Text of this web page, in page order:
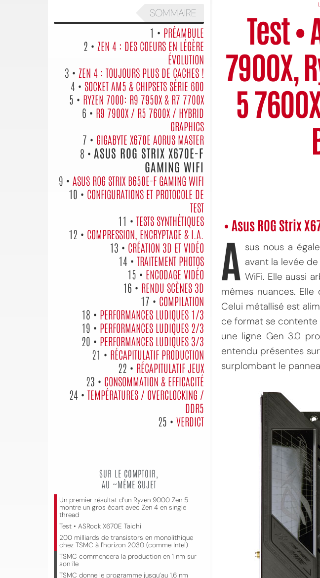
Test •
7900X,
5
• Asus ROG Strix
A sus nous a
avant la levée
WiFi. Elle aussi
mêmes nuances.
Celui métallisé est
ce format se contente
une ligne Gen 3.0
entendu présentes
surplombant le
SOMMAIRE
1 • PRÉAMBULE
2 • ZEN 4 : DES COEURS EN LÉGÈRE
ÉVOLUTION
3 • ZEN 4 : TOUJOURS PLUS DE CACHES !
4 • SOCKET AM5 & CHIPSETS SÉRIE 600
5 • RYZEN 7000: R9 7950X & R7 7700X
6 • R9 7900X / R5 7600X / HYBRID
GRAPHICS
7 • GIGABYTE X670E AORUS MASTER
8 • ASUS ROG STRIX X670E-F
GAMING WIFI
9 • ASUS ROG STRIX B650E-F GAMING WIFI
10 • CONFIGURATIONS ET PROTOCOLE DE
TEST
11 • TESTS SYNTHÉTIQUES
12 • COMPRESSION, ENCRYPTAGE & I.A.
13 • CRÉATION 3D ET VIDÉO
14 • TRAITEMENT PHOTOS
15 • ENCODAGE VIDÉO
16 • RENDU SCÈNES 3D
17 • COMPILATION
18 • PERFORMANCES LUDIQUES 1/3
19 • PERFORMANCES LUDIQUES 2/3
20 • PERFORMANCES LUDIQUES 3/3
21 • RÉCAPITULATIF PRODUCTION
22 • RÉCAPITULATIF JEUX
23 • CONSOMMATION & EFFICACITÉ
24 • TEMPÉRATURES / OVERCLOCKING /
DDR5
25 • VERDICT
SUR LE COMPTOIR,
AU ~MÊME SUJET
Un premier résultat d’un Ryzen 9000 Zen 5
montre un gros écart avec Zen 4 en single
thread
Test • ASRock X670E Taichi
200 milliards de transistors en monolithique
chez TSMC à l'horizon 2030 (comme Intel)
TSMC commencera la production en 1 nm sur
son île
TSMC donne le programme jusqu’au 1,6 nm